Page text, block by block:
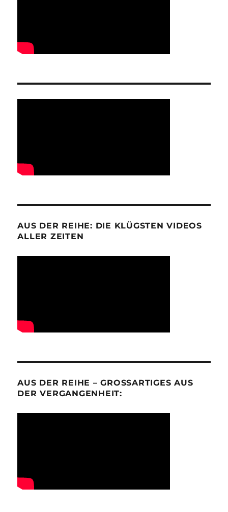
AUS DER REIHE: DIE KLÜGSTEN VIDEOS
ALLER ZEITEN
AUS DER REIHE – GROSSARTIGES AUS D
ER VERGANGENHEIT: